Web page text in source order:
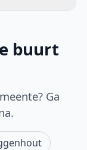
buurt
Ga